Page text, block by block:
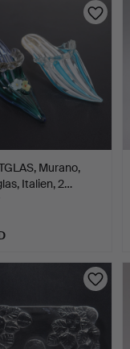
Murano,
Italien, 2…